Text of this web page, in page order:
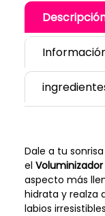
Dale a tu
el Voluminizador
aspecto más
hidrata y realza
labios